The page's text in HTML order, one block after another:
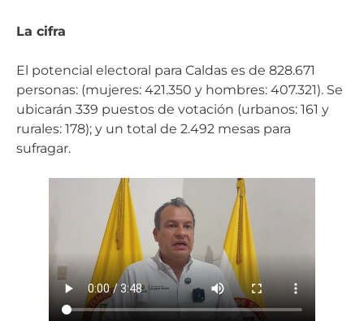
La cifra
El potencial electoral para Caldas es de 828.671
personas: (mujeres: 421.350 y hombres: 407.321). Se
ubicarán 339 puestos de votación (urbanos: 161 y
rurales: 178); y un total de 2.492 mesas para
sufragar.